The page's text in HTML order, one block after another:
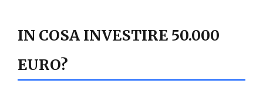
IN COSA INVESTIRE 50.000
EURO?